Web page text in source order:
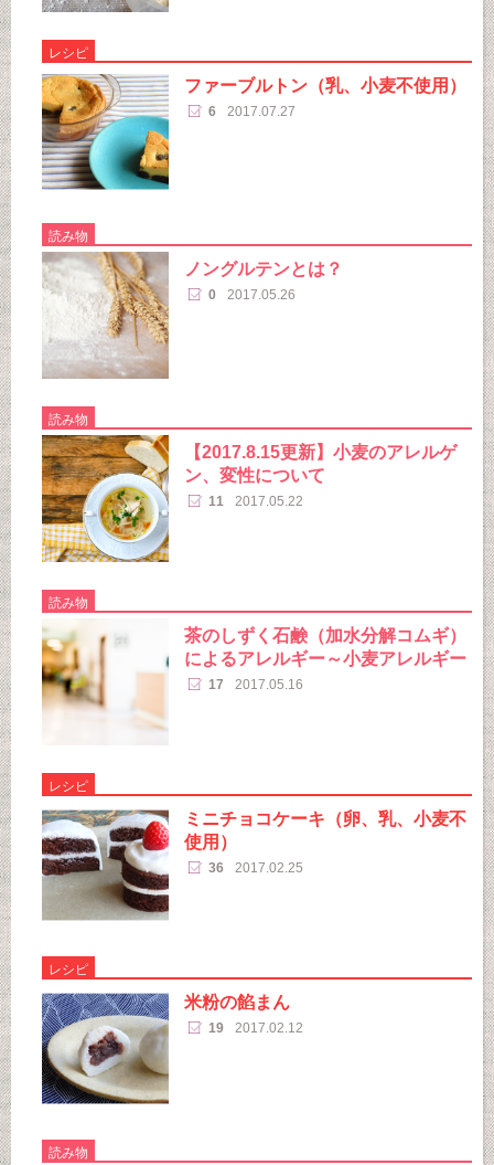
レシピ
ファーブルトン（乳、小麦不使用）
6 2017.07.27
読み物
ノングルテンとは？
0 2017.05.26
読み物
【2017.8.15更新】小麦のアレルゲ
ン、変性について
11 2017.05.22
読み物
茶のしずく石鹸（加水分解コムギ）
によるアレルギー～小麦アレルギー
17 2017.05.16
レシピ
ミニチョコケーキ（卵、乳、小麦不
使用）
36 2017.02.25
レシピ
米粉の餡まん
19 2017.02.12
読み物